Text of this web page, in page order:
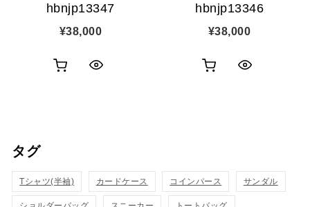
hbnjp13347
¥38,000
hbnjp13346
¥38,000
タグ
Tシャツ(半袖) カードケース コインパース サンダル